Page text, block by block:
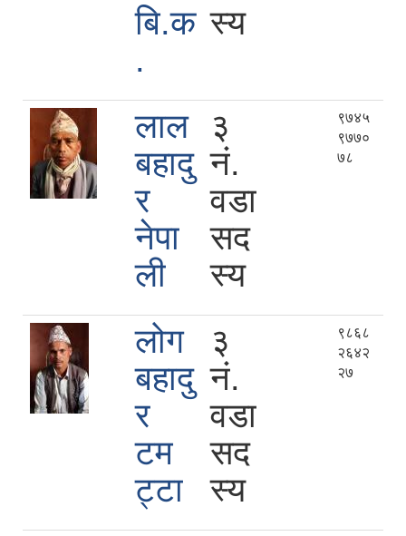
बि.क
.
स्य
लाल
बहादु
र
नेपा
ली
३
नं.
वडा
सद
स्य
९७४५
९७७०
७८
लोग
बहादु
र
टम
ट्टा
३
नं.
वडा
सद
स्य
९८६८
२६४२
२७